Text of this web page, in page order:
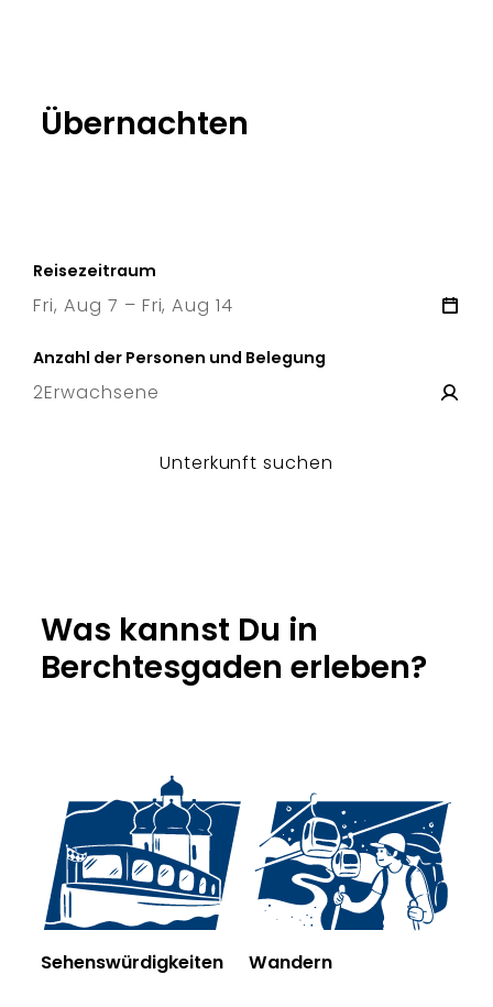
Übernachten
Reisezeitraum
Fri, Aug 7 – Fri, Aug 14
Anzahl der Personen und Belegung
2Erwachsene
Unterkunft suchen
Was kannst Du in
Berchtesgaden erleben?
Sehenswürdigkeiten Wandern